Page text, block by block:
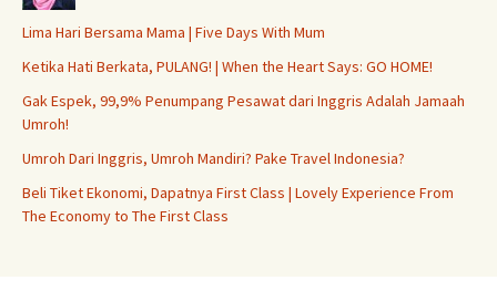
Lima Hari Bersama Mama | Five Days With Mum
Ketika Hati Berkata, PULANG! | When the Heart Says: GO HOME!
Gak Espek, 99,9% Penumpang Pesawat dari Inggris Adalah Jamaah
Umroh!
Umroh Dari Inggris, Umroh Mandiri? Pake Travel Indonesia?
Beli Tiket Ekonomi, Dapatnya First Class | Lovely Experience From
The Economy to The First Class